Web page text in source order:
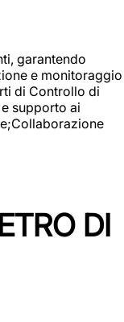
garantendo
e monitoraggio
di Controllo di
supporto ai
DI